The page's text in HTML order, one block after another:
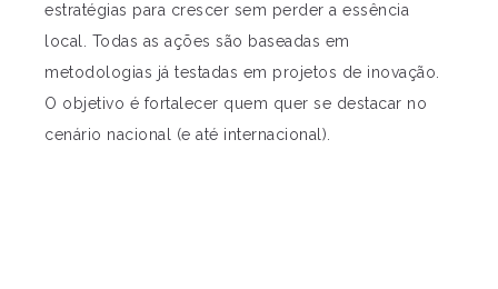
estratégias para crescer sem perder a essência
local. Todas as ações são baseadas em
metodologias já testadas em projetos de inovação.
O objetivo é fortalecer quem quer se destacar no
cenário nacional (e até internacional).